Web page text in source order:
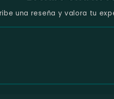
una reseña y valora tu